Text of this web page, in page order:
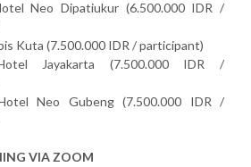
Neo Dipatiukur (6.500.000 IDR /
Kuta (7.500.000 IDR / participant)
Jayakarta (7.500.000 IDR /
Neo Gubeng (7.500.000 IDR /
VIA ZOOM